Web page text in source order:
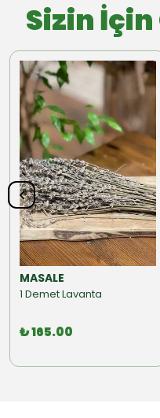
Sizin
MASALE
1 Demet Lavanta
₺ 165.00